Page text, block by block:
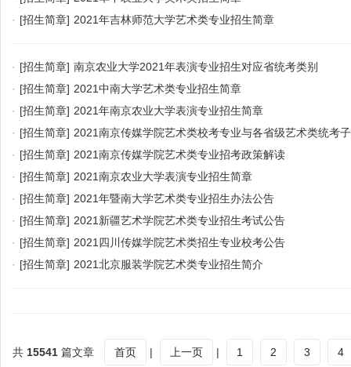
· [招生简章] 2021年吉林师范大学艺术类专业招生简章
· [招生简章] 南京农业大学2021年表演专业招生对应省统考类别
· [招生简章] 2021中南大学艺术类专业招生简章
· [招生简章] 2021年南京农业大学表演专业招生简章
· [招生简章] 2021南京传媒学院艺术类校考专业与各省级艺术类统考
· [招生简章] 2021南京传媒学院艺术类专业招考政策解读
· [招生简章] 2021南京农业大学表演专业招生简章
· [招生简章] 2021年暨南大学艺术类专业招生办法公告
· [招生简章] 2021新疆艺术学院艺术类专业招生考试公告
· [招生简章] 2021四川传媒学院艺术类招生专业校考公告
· [招生简章] 2021北京服装学院艺术类专业招生简介
共 15541 篇文章 首页 | 上一页 | 1 2 3 4